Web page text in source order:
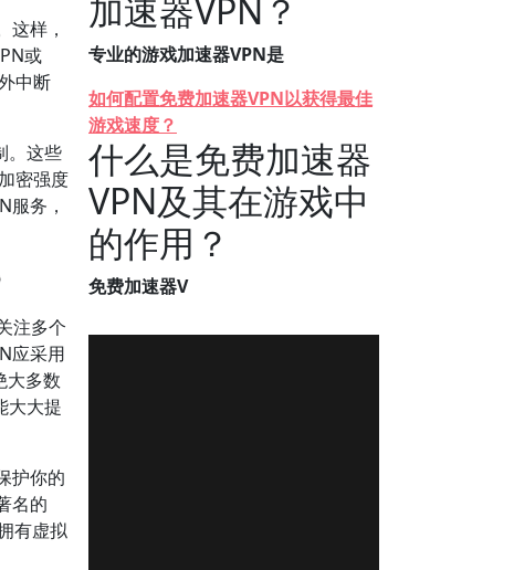
样，
或
中断
。这些
密强度
务，
注多个
应采用
大多数
大大提
护你的
名的
有虚拟
加速器VPN？
专业的游戏加速器VPN是
如何配置免费加速器VPN以获得最佳
游戏速度？
什么是免费加速器
VPN及其在游戏中
的作用？
免费加速器V